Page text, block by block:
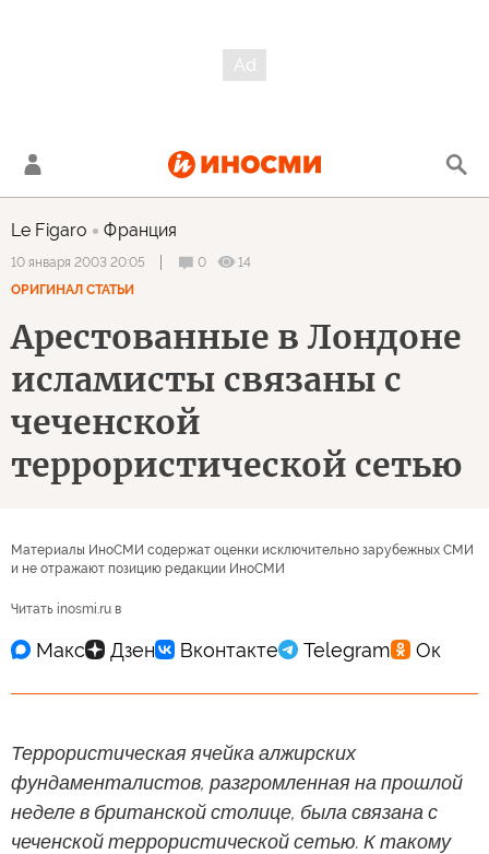
Le Figaro Франция
10 января 2003 20:05 0
14
ОРИГИНАЛ СТАТЬИ
Арестованные в Лондоне
исламисты связаны с
чеченской
террористической сетью
Материалы ИноСМИ содержат оценки исключительно зарубежных СМИ
и не отражают позицию редакции ИноСМИ
Читать inosmi.ru в
Террористическая ячейка алжирских
фундаменталистов, разгромленная на прошлой
неделе в британской столице, была связана с
чеченской террористической сетью. К такому